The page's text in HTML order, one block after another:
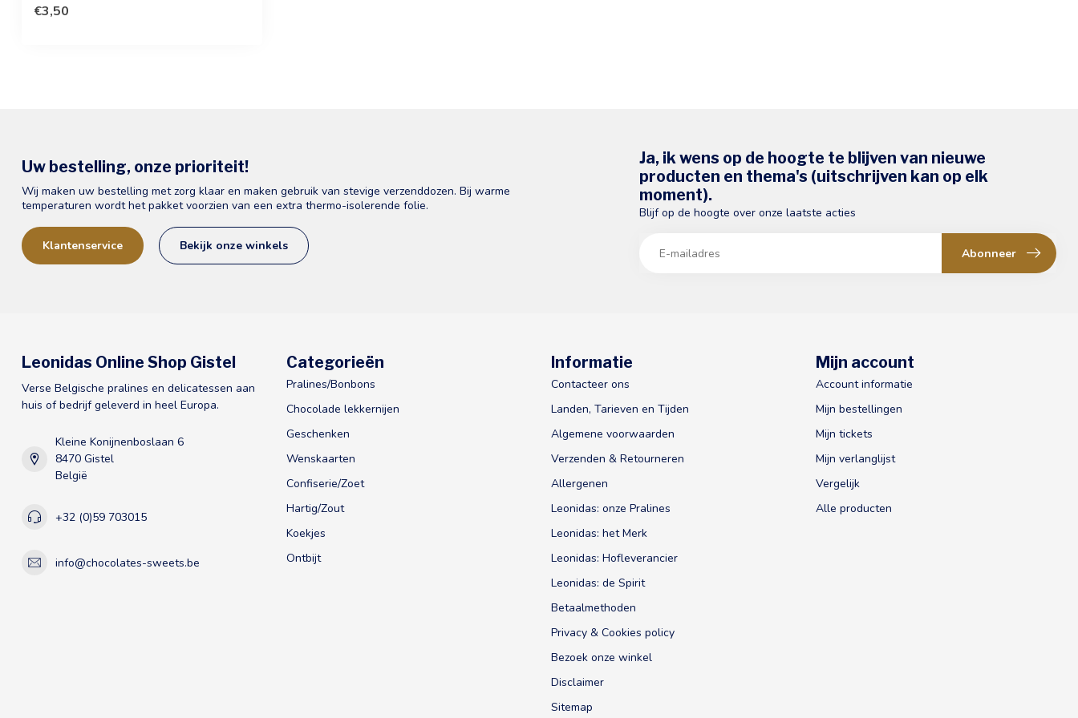
€3,50
Uw bestelling, onze prioriteit!
Wij maken uw bestelling met zorg klaar en maken gebruik van stevige verzenddozen. Bij warme
temperaturen wordt het pakket voorzien van een extra thermo-isolerende folie.
Klantenservice Bekijk onze winkels
Ja, ik wens op de hoogte te blijven van nieuwe
producten en thema's (uitschrijven kan op elk
moment).
Blijf op de hoogte over onze laatste acties
Abonneer
Leonidas Online Shop Gistel
Verse Belgische pralines en delicatessen aan
huis of bedrijf geleverd in heel Europa.
Kleine Konijnenboslaan 6
8470 Gistel
België
+32 (0)59 703015
info@chocolates-sweets.be
Categorieën
Pralines/Bonbons
Chocolade lekkernijen
Geschenken
Wenskaarten
Confiserie/Zoet
Hartig/Zout
Koekjes
Ontbijt
Informatie
Contacteer ons
Landen, Tarieven en Tijden
Algemene voorwaarden
Verzenden & Retourneren
Allergenen
Leonidas: onze Pralines
Leonidas: het Merk
Leonidas: Hofleverancier
Leonidas: de Spirit
Betaalmethoden
Privacy & Cookies policy
Bezoek onze winkel
Disclaimer
Sitemap
Mijn account
Account informatie
Mijn bestellingen
Mijn tickets
Mijn verlanglijst
Vergelijk
Alle producten